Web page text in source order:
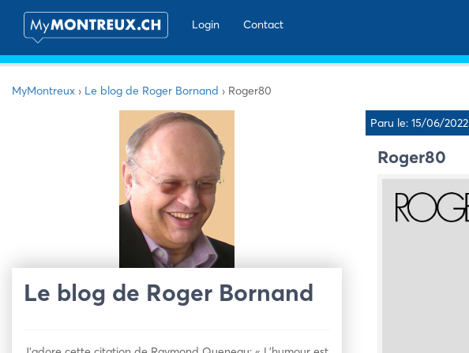
Login
Contact
MyMontreux › Le blog de Roger Bornand › Roger80
Le blog de Roger Bornand
Paru le: 15/06/2022
Roger80